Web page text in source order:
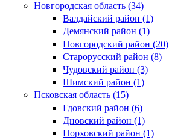
Новгородская область (34)
Валдайский район (1)
Демянский район (1)
Новгородский район (20)
Старорусский район (8)
Чудовский район (3)
Шимский район (1)
Псковская область (15)
Гдовский район (6)
Дновский район (1)
Порховский район (1)